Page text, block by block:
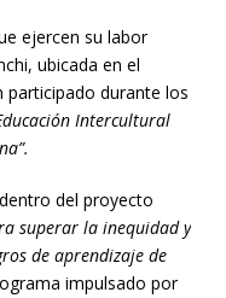
ejercen su labor
ubicada en el
participado durante los
Intercultural
del proyecto
superar la inequidad y
de aprendizaje de
impulsado por